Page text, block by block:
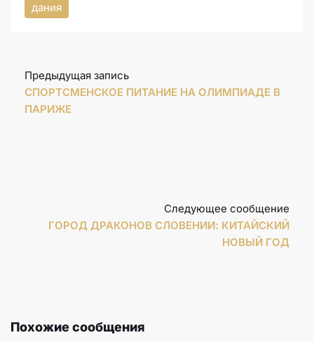
дания
Предыдущая запись
СПОРТСМЕНСКОЕ ПИТАНИЕ НА ОЛИМПИАДЕ В
ПАРИЖЕ
Следующее сообщение
ГОРОД ДРАКОНОВ СЛОВЕНИИ: КИТАЙСКИЙ
НОВЫЙ ГОД
Похожие сообщения